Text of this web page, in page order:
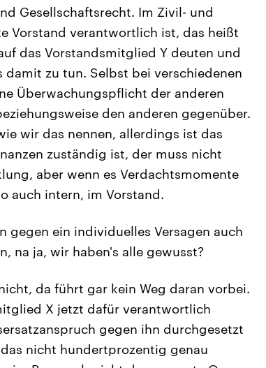
Gesellschaftsrecht. Im Zivil- und
Vorstand verantwortlich ist, das heißt
das Vorstandsmitglied Y deuten und
zu tun. Selbst bei verschiedenen
Überwachungspflicht der anderen
den anderen gegenüber.
wir das nennen, allerdings ist das
zuständig ist, der muss nicht
aber wenn es Verdachtsmomente
auch intern, im Vorstand.
gegen ein individuelles Versagen auch
na ja, wir haben's alle gewusst?
da führt gar kein Weg daran vorbei.
X jetzt dafür verantwortlich
gegen ihn durchgesetzt
nicht hundertprozentig genau